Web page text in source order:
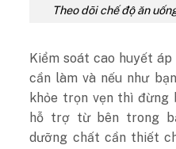
Theo dõi chế độ ăn
Kiểm soát cao huyết
cần làm và nếu như
khỏe trọn vẹn thì đừng
hỗ trợ từ bên trong
dưỡng chất cần thiết